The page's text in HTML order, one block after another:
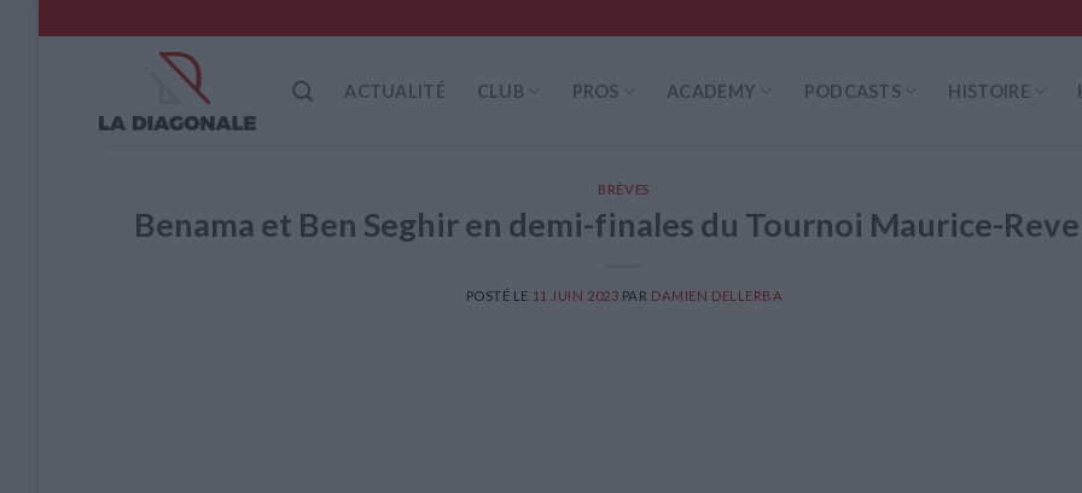
to
ACTUALITÉ CLUB PROS ACADEMY PODCASTS HISTOIRE
BRÈVES
Benama et Ben Seghir en demi-finales du Tournoi Maurice-
POSTÉ LE 11 JUIN 2023 PAR DAMIEN DELLERBA